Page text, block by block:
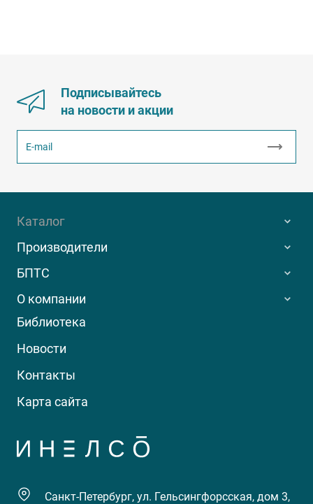
Подписывайтесь
на новости и акции
Каталог
Производители
БПТС
О компании
Библиотека
Новости
Контакты
Карта сайта
Санкт-Петербург, ул. Гельсингфорсская, дом 3,